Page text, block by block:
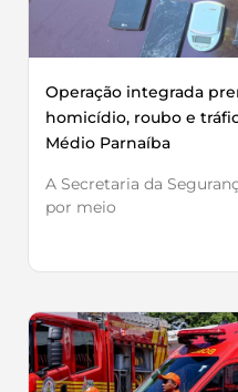
Operação integrada
homicídio, roubo e
Médio Parnaíba
A Secretaria da
por meio